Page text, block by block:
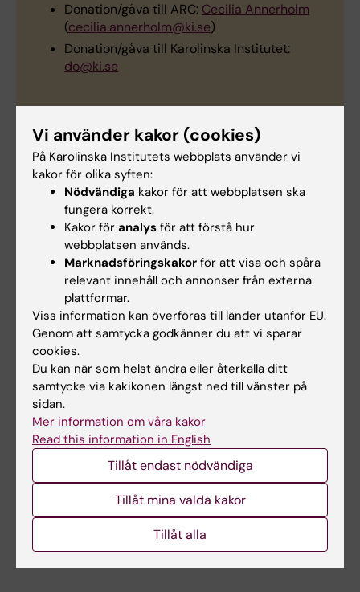
Donation/gåva till ARC: Cecilia Annerholm
(cecilia.annerholm@ki.se)
Donation/gåva till Karolinska Institutet:
do@ki.se
Hade du nytta av informationen på denna sida?
Yes
No
Innehållsgranskare:
Cecilia Annerholm
Charlotte Brandt
Sidan uppdaterad:2026-03-02
Dela
Letade du efter
Aging Research Center (ARC) ‒ ett
forskningscentrum för äldre personers hälsa o…
Vi använder kakor (cookies)
På Karolinska Institutets webbplats använder vi
kakor för olika syften:
Nödvändiga kakor för att webbplatsen ska
fungera korrekt.
Kakor för analys för att förstå hur
webbplatsen används.
Marknadsföringskakor för att visa och spåra
relevant innehåll och annonser från externa
plattformar.
Viss information kan överföras till länder utanför EU.
Genom att samtycka godkänner du att vi sparar
cookies.
Du kan när som helst ändra eller återkalla ditt
samtycke via kakikonen längst ned till vänster på
sidan.
Mer information om våra kakor
Read this information in English
Tillåt endast nödvändiga
Tillåt mina valda kakor
Tillåt alla